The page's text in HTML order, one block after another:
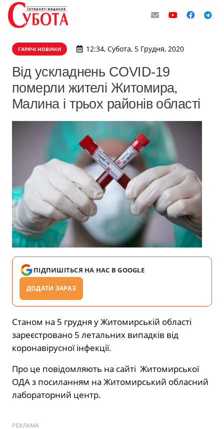
ГАРЯЧІ НОВИНИ 12:34, Субота, 5 Грудня, 2020
Від ускладнень COVID-19
померли жителі Житомира,
Малина і трьох районів області
ПІДПИШІТЬСЯ НА НАС В GOOGLE
ДОДАТИ ЗАРАЗ
Станом на 5 грудня у Житомирській області
зареєстровано 5 летальних випадків від
коронавірусної інфекції.
Про це повідомляють на сайті Житомирської
ОДА з посиланням на Житомирський обласний
лабораторний центр.
РЕКЛАМА